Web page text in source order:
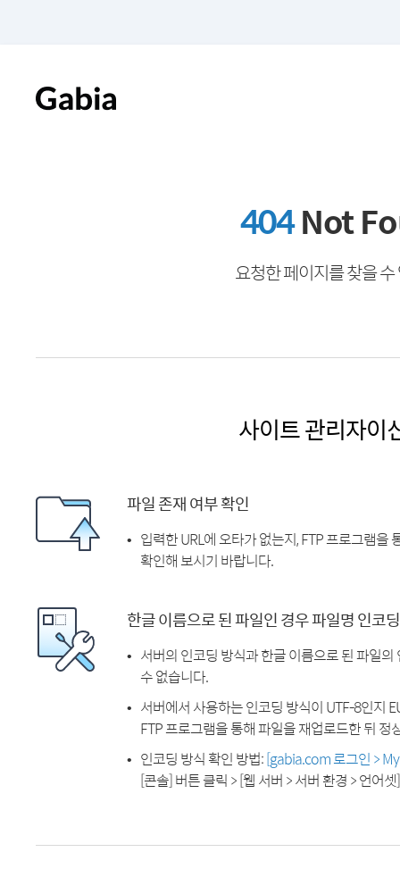
404Not
요청한 페이지를 찾을
사이트 관리자이
파일 존재 여부 확인
입력한 URL에 오타가 없는지, FTP 프로그램
확인해 보시기 바랍니다.
한글 이름으로 된 파일인 경우 파일명 인코
서버의 인코딩 방식과 한글 이름으로 된 파일
수 없습니다.
서버에서 사용하는 인코딩 방식이 UTF-8인지
FTP 프로그램을 통해 파일을 재업로드한 뒤
인코딩 방식 확인 방법:[gabia.com 로그인 >
[콘솔] 버튼 클릭 > [웹 서버 > 서버 환경 > 언어